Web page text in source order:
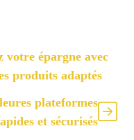
épargne avec
produits adaptés
plateformes
et sécurisés